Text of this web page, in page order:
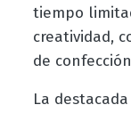
tiempo
creatividad,
de
La